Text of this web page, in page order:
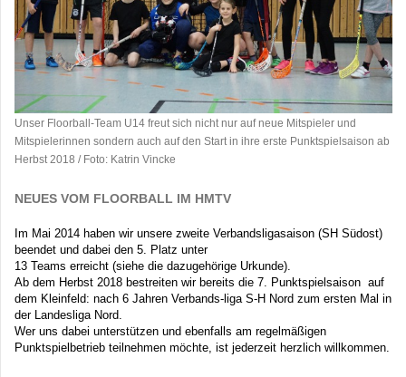
Unser Floorball-Team U14 freut sich nicht nur auf neue Mitspieler und
Mitspielerinnen sondern auch auf den Start in ihre erste Punktspielsaison ab
Herbst 2018 / Foto: Katrin Vincke
NEUES VOM FLOORBALL IM HMTV
Im Mai 2014 haben wir unsere zweite Verbandsligasaison (SH Südost)
beendet und dabei den 5. Platz unter
13 Teams erreicht (siehe die dazugehörige Urkunde).
Ab dem Herbst 2018 bestreiten wir bereits die 7. Punktspielsaison auf
dem Kleinfeld: nach 6 Jahren Verbands-liga S-H Nord zum ersten Mal in
der Landesliga Nord.
Wer uns dabei unterstützen und ebenfalls am regelmäßigen
Punktspielbetrieb teilnehmen möchte, ist jederzeit herzlich willkommen.